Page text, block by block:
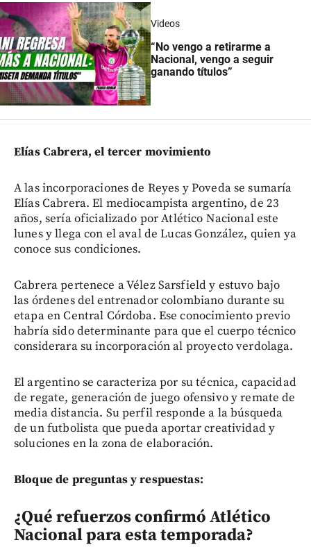
Videos
“No vengo a retirarme a
Nacional, vengo a seguir
ganando títulos”
Elías Cabrera, el tercer movimiento
A las incorporaciones de Reyes y Poveda se sumaría
Elías Cabrera. El mediocampista argentino, de 23
años, sería oficializado por Atlético Nacional este
lunes y llega con el aval de Lucas González, quien ya
conoce sus condiciones.
Cabrera pertenece a Vélez Sarsfield y estuvo bajo
las órdenes del entrenador colombiano durante su
etapa en Central Córdoba. Ese conocimiento previo
habría sido determinante para que el cuerpo técnico
considerara su incorporación al proyecto verdolaga.
El argentino se caracteriza por su técnica, capacidad
de regate, generación de juego ofensivo y remate de
media distancia. Su perfil responde a la búsqueda
de un futbolista que pueda aportar creatividad y
soluciones en la zona de elaboración.
Bloque de preguntas y respuestas:
¿Qué refuerzos confirmó Atlético
Nacional para esta temporada?